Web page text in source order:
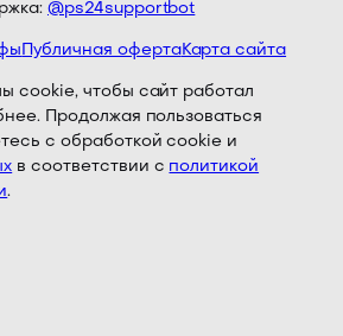
@ps24supportbot
Публичная офертаКарта сайта
cookie, чтобы сайт работал
Продолжая пользоваться
с обработкой cookie и
в соответствии с политикой
.